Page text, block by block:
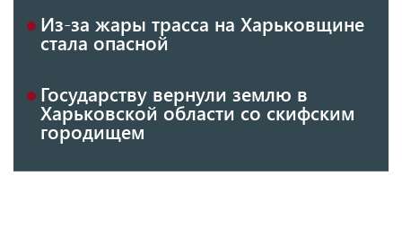
Из-за жары трасса на Харьковщине
стала опасной
Государству вернули землю в
Харьковской области со скифским
городищем